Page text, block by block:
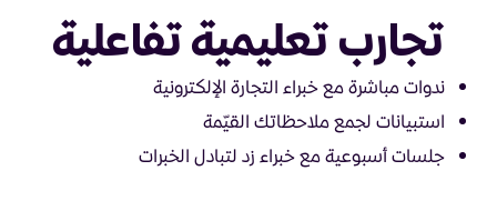
تجارب تعليمية تفاعلية
ندوات مباشرة مع خبراء التجارة الإلكترونية
استبيانات لجمع ملاحظاتك القيّمة
جلسات أسبوعية مع خبراء زد لتبادل الخبرات